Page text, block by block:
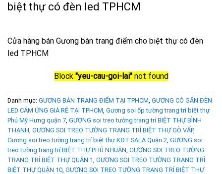
biệt thự có đèn led TPHCM
Cửa hàng bán Gương bàn trang điểm cho biệt thự có đèn
led TPHCM
Block "yeu-cau-goi-lai"not found
Danh mục: GƯƠNG BÀN TRANG ĐIỂM TẠI TPHCM GƯƠNG CÓ GẮN ĐÈN
LED CẢM ỨNG GIÁ RẺ TẠI TPHCM Gương soi ốp tường trang trí biệt thự
Phú Mỹ Hưng quận 7 GƯƠNG soi treo tường trang trí BIỆT THỰ BÌNH
THẠNH GƯƠNG SOI TREO TƯỜNG TRANG TRÍ BIỆT THỰ GÒ VẤP,
Gương soi treo tường trang trí biệt thự KĐT SALA Quận 2 GƯƠNG soi
treo tường trang trí BIỆT THỰ PHÚ NHUẬN GƯƠNG SOI TREO TƯỜNG
TRANG TRÍ BIỆT THỰ QUẬN 1 GƯƠNG SOI TREO TƯỜNG TRANG TRÍ
BIỆT THỰ QUẬN 10 GƯƠNG SOI TREO TƯỜNG TRANG TRÍ BIỆT THỰ